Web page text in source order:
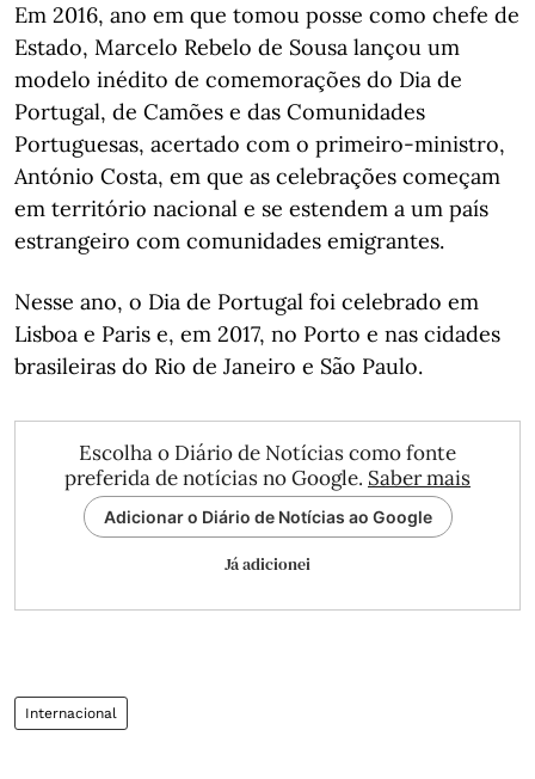
Em 2016, ano em que tomou posse como chefe de
Estado, Marcelo Rebelo de Sousa lançou um
modelo inédito de comemorações do Dia de
Portugal, de Camões e das Comunidades
Portuguesas, acertado com o primeiro-ministro,
António Costa, em que as celebrações começam
em território nacional e se estendem a um país
estrangeiro com comunidades emigrantes.
Nesse ano, o Dia de Portugal foi celebrado em
Lisboa e Paris e, em 2017, no Porto e nas cidades
brasileiras do Rio de Janeiro e São Paulo.
Escolha o Diário de Notícias como fonte
preferida de notícias no Google. Saber mais
Adicionar o Diário de Notícias ao Google
Já adicionei
Internacional